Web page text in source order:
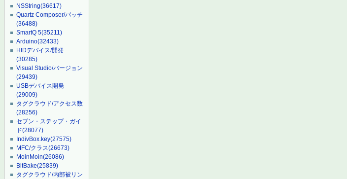
NSString(36617)
Quartz Composer/パッチ
(36488)
SmartQ 5(35211)
Arduino(32433)
HIDデバイス/開発
(30285)
Visual Studio/バージョン
(29439)
USBデバイス開発
(29009)
タグクラウド/アクセス数
(28256)
セブン・ステップ・ガイ
ド(28077)
IndivBox.key(27575)
MFC/クラス(26673)
MoinMoin(26086)
BitBake(25839)
タグクラウド/内部被リン